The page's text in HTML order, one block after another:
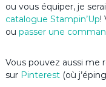
ou vous équiper, je
catalogue Stampin’Up!
ou passer une
Vous pouvez aussi me
sur Pinterest (où